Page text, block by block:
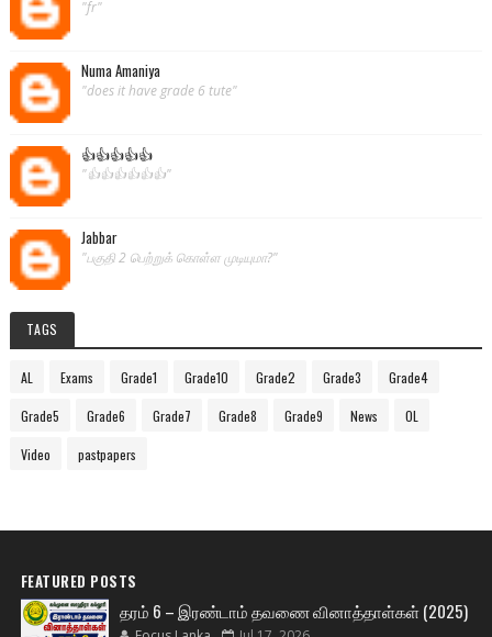
"fr"
Numa Amaniya
"does it have grade 6 tute"
👍👍👍👍👍
"👍👍👍👍👍👍"
Jabbar
"பகுதி 2 பெற்றுக் கொள்ள முடியுமா?"
TAGS
AL Exams Grade1 Grade10 Grade2 Grade3 Grade4
Grade5 Grade6 Grade7 Grade8 Grade9 News OL
Video pastpapers
FEATURED POSTS
தரம் 6 – இரண்டாம் தவணை வினாத்தாள்கள் (2025)